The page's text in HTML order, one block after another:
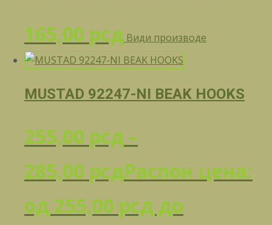
165,00 рсд Види производе
MUSTAD 92247-NI BEAK HOOKS
255,00 рсд –
285,00 рсдРаспон цена:
од 255,00 рсд до